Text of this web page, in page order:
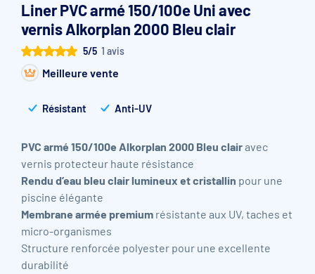
Liner PVC armé 150/100e Uni avec
vernis Alkorplan 2000 Bleu clair
5/5 1 avis
Meilleure vente
Résistant Anti-UV
PVC armé 150/100e Alkorplan 2000 Bleu clairavec
vernis protecteur haute résistance
Rendu d’eau bleu clair lumineux et cristallin pour une
piscine élégante
Membrane armée premium résistante aux UV, taches et
micro-organismes
Structure renforcée polyester pour une excellente
durabilité